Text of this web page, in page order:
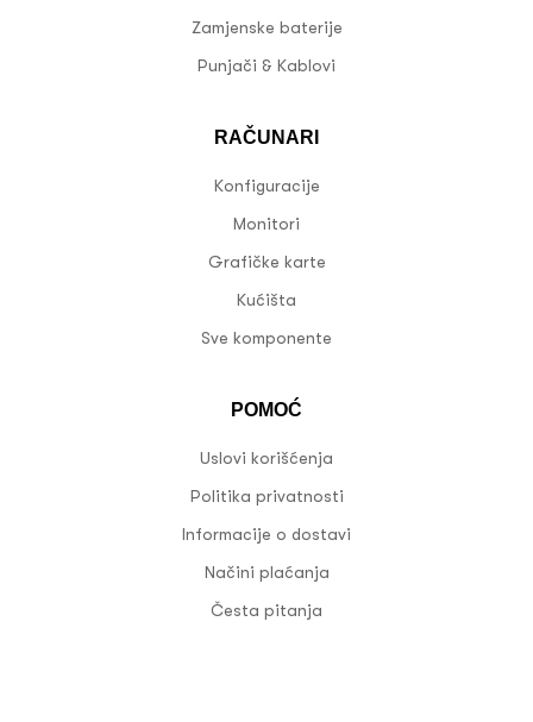
Zamjenske baterije
Punjači & Kablovi
RAČUNARI
Konfiguracije
Monitori
Grafičke karte
Kućišta
Sve komponente
POMOĆ
Uslovi korišćenja
Politika privatnosti
Informacije o dostavi
Načini plaćanja
Česta pitanja